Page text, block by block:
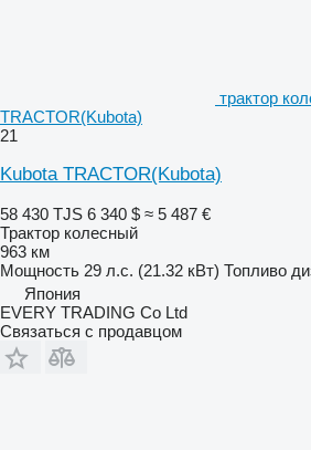
трактор
TRACTOR(Kubota)
21
Kubota TRACTOR(Kubota)
58 430 TJS 6 340 $ ≈ 5 487 €
Трактор колесный
963 км
Мощность 29 л.с. (21.32 кВт) Топливо
Япония
EVERY TRADING Co Ltd
Связаться с продавцом